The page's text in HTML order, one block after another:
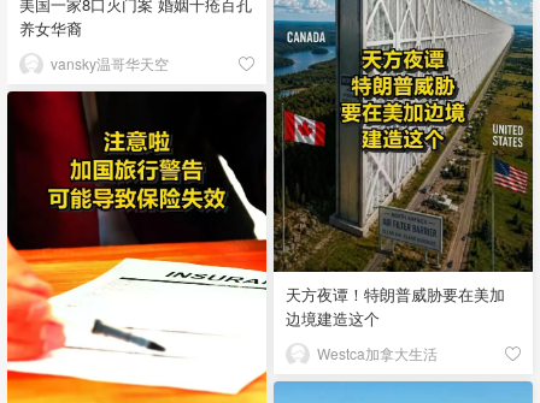
养女华裔
vansky温哥华天空
天方夜谭！特朗普威胁要在美加
边境建造这个
Westca加拿大生活